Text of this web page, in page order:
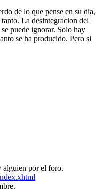
de lo que pense en su dia,
La desintegracion del
puede ignorar. Solo hay
se ha producido. Pero si
alguien por el foro.